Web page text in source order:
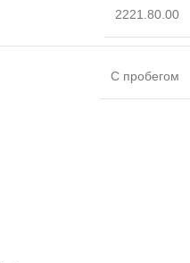
2221.80.00
С пробегом